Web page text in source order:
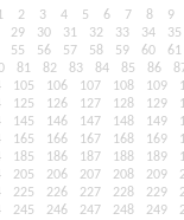
1 2 3 4 5 6 7 8
9
29 30 31 32 33 34
35
55 56 57 58 59 60
61
81 82 83 84 85 86
105 106 107 108 109
125 126 127 128 129
145 146 147 148 149
165 166 167 168 169
185 186 187 188 189
205 206 207 208 209
225 226 227 228 229
245 246 247 248 249